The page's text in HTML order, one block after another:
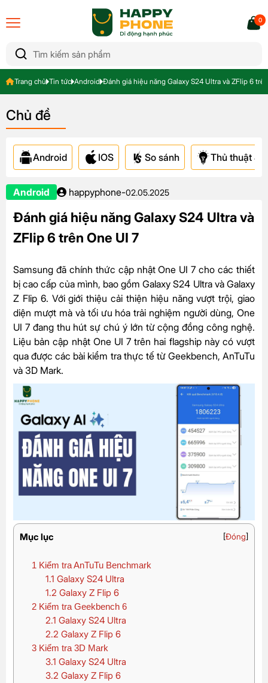
0
Trang chủ Tin tức Android Đánh giá hiệu năng Galaxy S24 Ultra và ZFlip 6
Chủ đề
Android IOS So sánh Thủ thuật &
Android happyphone-02.05.2025
Đánh giá hiệu năng Galaxy S24 Ultra và
ZFlip 6 trên One UI 7
Samsung đã chính thức cập nhật One UI 7 cho các thiết
bị cao cấp của mình, bao gồm Galaxy S24 Ultra và Galaxy
Z Flip 6. Với giới thiệu cải thiện hiệu năng vượt trội, giao
diện mượt mà và tối ưu hóa trải nghiệm người dùng, One
UI 7 đang thu hút sự chú ý lớn từ cộng đồng công nghệ.
Liệu bản cập nhật One UI 7 trên hai flagship này có vượt
qua được các bài kiểm tra thực tế từ Geekbench, AnTuTu
và 3D Mark.
Mục lục [Đóng]
1 Kiểm tra AnTuTu Benchmark
1.1 Galaxy S24 Ultra
1.2 Galaxy Z Flip 6
2 Kiểm tra Geekbench 6
2.1 Galaxy S24 Ultra
2.2 Galaxy Z Flip 6
3 Kiểm tra 3D Mark
3.1 Galaxy S24 Ultra
3.2 Galaxy Z Flip 6